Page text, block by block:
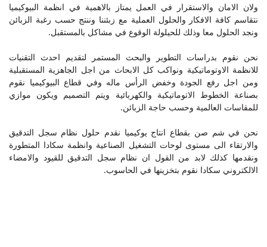
ولان الامان والاستقرار في العمل يمتاز بالاهمية في انظمة البيوكيميا
نتقاسم كافة الافكار والحلول العملية مع زبئننا وننتج حسب رغبة الزبائن
ونجد الحلول معا وذلك للحيلولة الوقوع في مشاكل بالمستقبل.
نحن نقوم بدراسات التطوير والبحث المستمر لتقديم احدث التقنيات
للانظمة الاوتوماتيكية ونواكب كل الابحاث من اجل الجاهزية المستقبلية
ومن اجل رفع الجودة وخفض الرأس ماله وفي قطاع البيوكيميا نقوم
بصناعة الخطوط الاتوماتيكية والكهربائية ويتم التصميم ويكون موازي
للمقاسات العالمية وحسب حاجة الزبائن.
نحن في شم صن بقطاع انتاج يوكيميا نقدم حلول نظام سجل التدقيق
والارتقاء الى مستوى لوحات التشغيل الصناعية وانظمة سكادا المتطورة
ونقدمها كذلك لابد من القول ان نظام سجل التدقيق للقيود والامضاء
الالكتروني سكادا نقوم بتخزينها في الحاسوب.